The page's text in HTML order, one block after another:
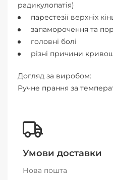
радикулопатія)
парестезії верхніх
запаморочення та
головні болі
різні причини
Догляд за виробом:
Ручне прання за
Умови доставки
Нова пошта